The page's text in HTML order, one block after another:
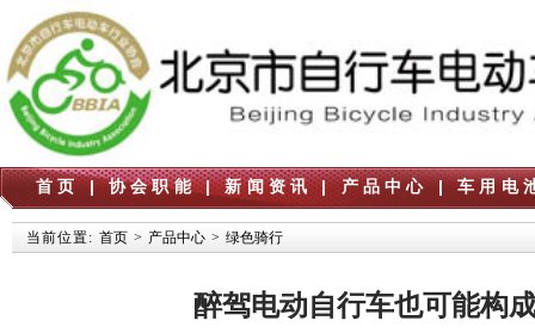
首页|协会职能|新闻资讯|产品中心|车用电
当前位置: 首页 > 产品中心 > 绿色骑行
醉驾电动自行车也可能构